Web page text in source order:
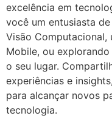
excelência em
você um entusiasta
Visão Computacional,
Mobile, ou
o seu lugar.
experiências e
para alcançar novos
tecnologia.